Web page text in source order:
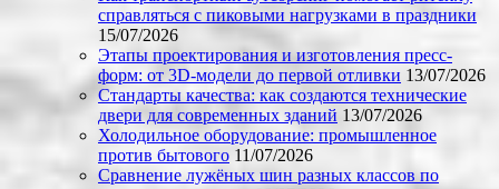
справляться с пиковыми нагрузками в праздники
15/07/2026
Этапы проектирования и изготовления пресс-
форм: от 3D-модели до первой отливки 13/07/2026
Стандарты качества: как создаются технические
двери для современных зданий 13/07/2026
Холодильное оборудование: промышленное
против бытового 11/07/2026
Сравнение лужёных шин разных классов по